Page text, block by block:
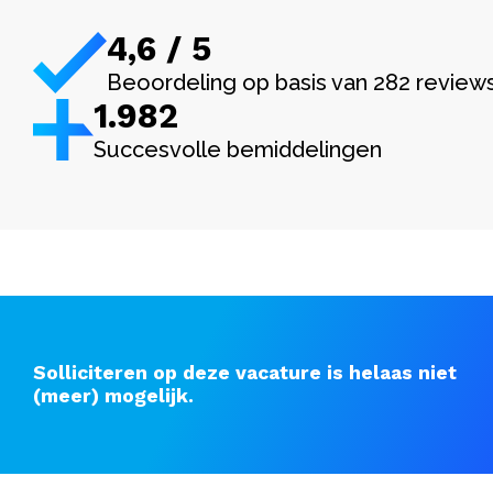
4,6 / 5
Beoordeling op basis van 282
1.982
Succesvolle bemiddelingen
Solliciteren op deze vacature is helaas niet
(meer) mogelijk.